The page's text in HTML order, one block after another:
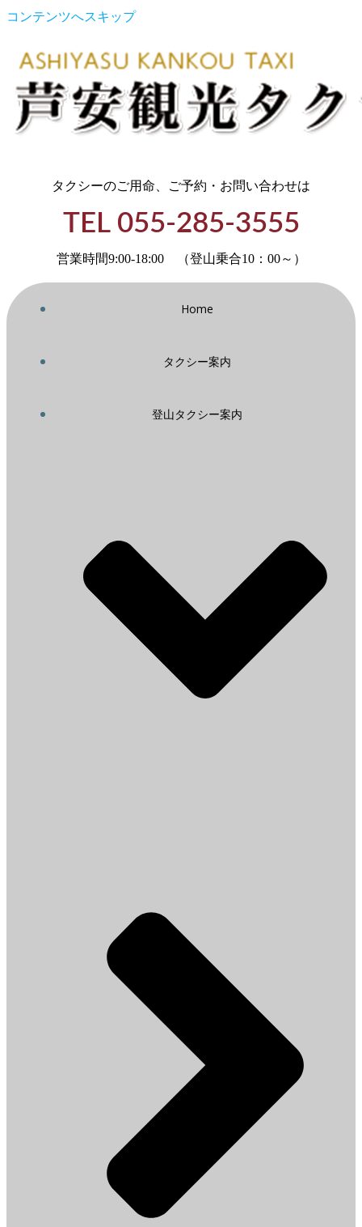
コンテンツへスキップ
タクシーのご用命、ご予約・お問い合わせは
TEL 055-285-3555
営業時間9:00-18:00 （登山乗合10：00～）
Home
タクシー案内
登山タクシー案内